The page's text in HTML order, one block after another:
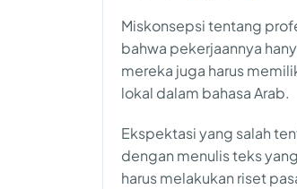
Miskonsepsi tentang
bahwa pekerjaannya
mereka juga harus
lokal dalam bahasa Arab.
Ekspektasi yang salah
dengan menulis teks
harus melakukan riset